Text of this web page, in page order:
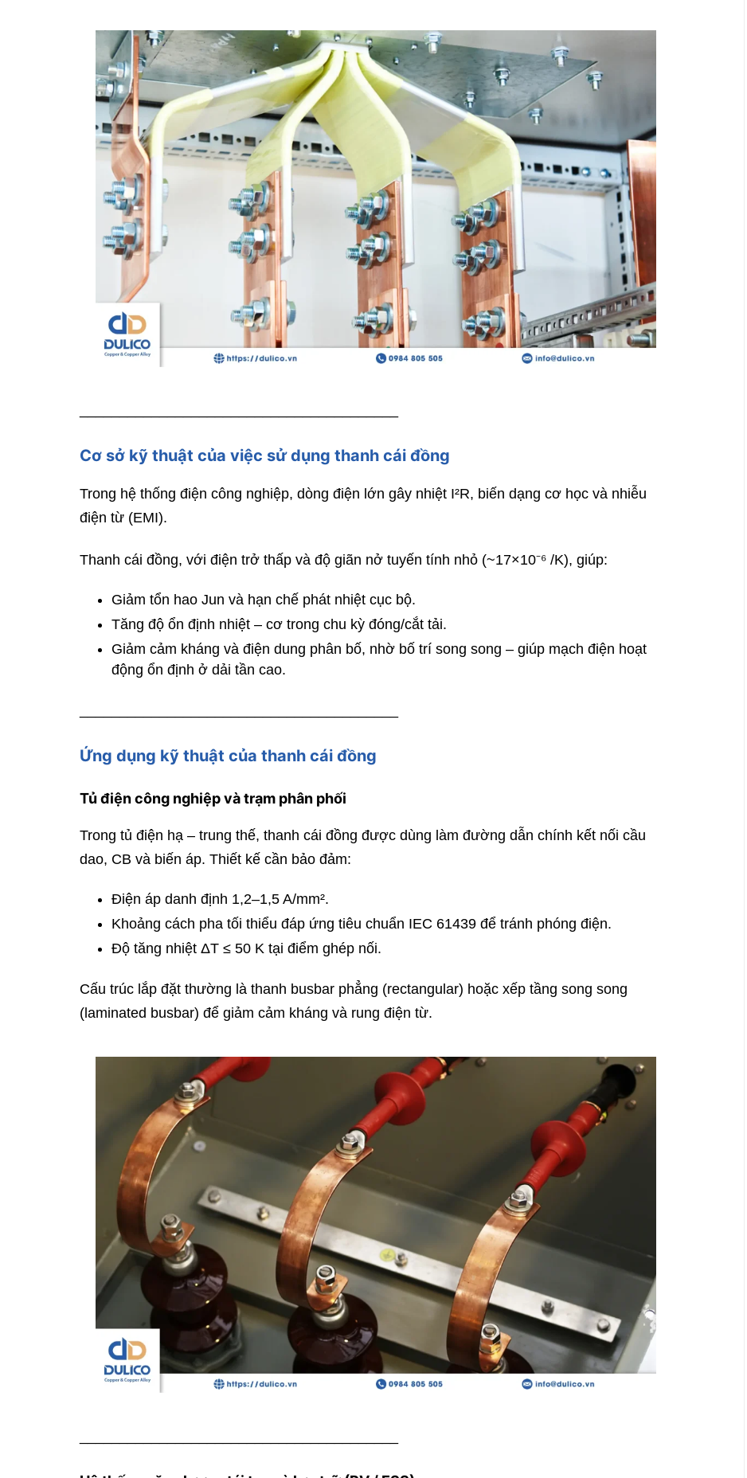
Cơ sở kỹ thuật của việc sử dụng thanh cái đồng
Trong hệ thống điện công nghiệp, dòng điện lớn gây nhiệt I²R, biến dạng cơ học và nhiễu
điện từ (EMI).
Thanh cái đồng, với điện trở thấp và độ giãn nở tuyến tính nhỏ (~17×10⁻⁶ /K), giúp:
Giảm tổn hao Jun và hạn chế phát nhiệt cục bộ.
Tăng độ ổn định nhiệt – cơ trong chu kỳ đóng/cắt tải.
Giảm cảm kháng và điện dung phân bố, nhờ bố trí song song – giúp mạch điện hoạt
động ổn định ở dải tần cao.
Ứng dụng kỹ thuật của thanh cái đồng
Tủ điện công nghiệp và trạm phân phối
Trong tủ điện hạ – trung thế, thanh cái đồng được dùng làm đường dẫn chính kết nối cầu
dao, CB và biến áp. Thiết kế cần bảo đảm:
Điện áp danh định 1,2–1,5 A/mm².
Khoảng cách pha tối thiểu đáp ứng tiêu chuẩn IEC 61439 để tránh phóng điện.
Độ tăng nhiệt ΔT ≤ 50 K tại điểm ghép nối.
Cấu trúc lắp đặt thường là thanh busbar phẳng (rectangular) hoặc xếp tầng song song
(laminated busbar) để giảm cảm kháng và rung điện từ.